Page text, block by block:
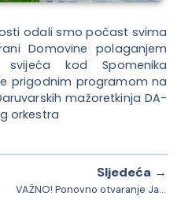
odali smo počast svima
Domovine polaganjem
kod Spomenika
prigodnim programom na
mažoretkinja DA-
orkestra
Sljedeća →
VAŽNO! Ponovno otvaranje Javnog poziva po Programu poticanja poduzetništva i obrtništva na području Grada Daruvara u 2024. godini